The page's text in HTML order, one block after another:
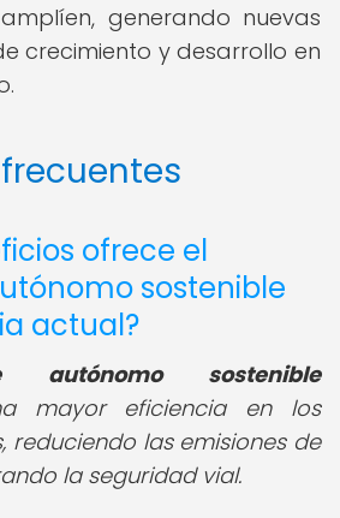
generando nuevas
crecimiento y desarrollo en
ofrece el
sostenible
actual?
autónomo sostenible
mayor eficiencia en los
reduciendo las emisiones de
la seguridad vial.